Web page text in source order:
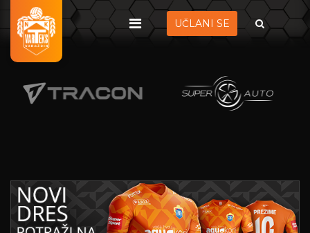
UČLANI SE